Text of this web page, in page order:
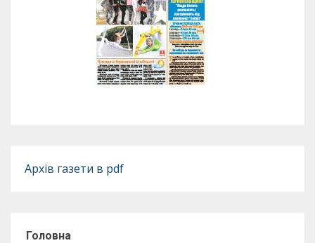
Архів газети в pdf
Головна